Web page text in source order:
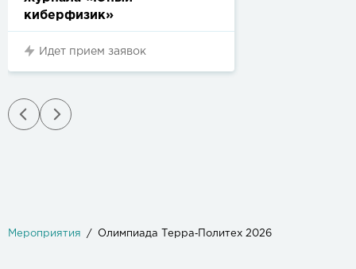
киберфизик»
Идет прием заявок
Мероприятия Олимпиада Терра‑Политех 2026